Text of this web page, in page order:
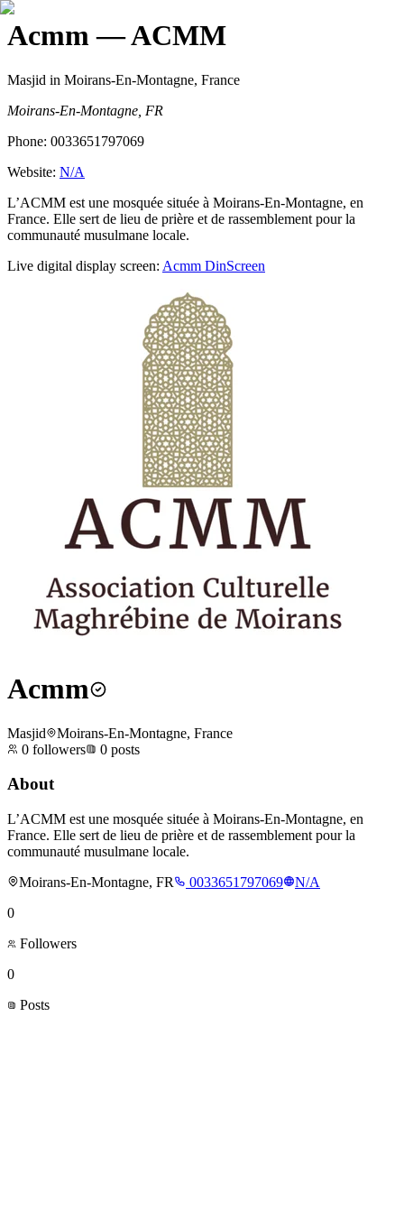
Acmm— ACMM
Masjid in Moirans-En-Montagne, France
Moirans-En-Montagne, FR
Phone: 0033651797069
Website: N/A
L’ACMM est une mosquée située à Moirans-En-Montagne, en
France. Elle sert de lieu de prière et de rassemblement pour la
communauté musulmane locale.
Live digital display screen: Acmm DinScreen
Acmm
Masjid
Moirans-En-Montagne, France
0 followers 0 posts
About
L’ACMM est une mosquée située à Moirans-En-Montagne, en
France. Elle sert de lieu de prière et de rassemblement pour la
communauté musulmane locale.
Moirans-En-Montagne, FR
0033651797069
N/A
0
Followers
0
Posts